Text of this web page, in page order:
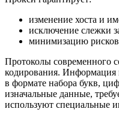
изменение хоста и
исключение слежки
минимизацию
Протоколы современного
кодирования. Информация
в формате набора букв,
изначальные данные,
используют специальные